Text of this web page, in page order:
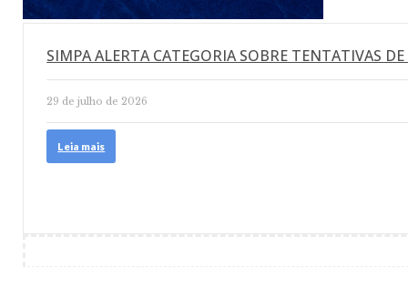
SIMPA ALERTA CATEGORIA SOBRE TENTATIVAS
29 de julho de 2026
Leia mais